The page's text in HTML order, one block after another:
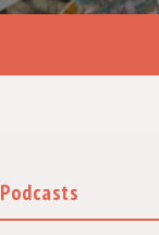
Podcasts